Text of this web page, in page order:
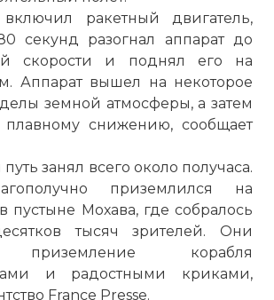
ракетный двигатель,
секунд разогнал аппарат до
скорости и поднял его на
Аппарат вышел на некоторое
земной атмосферы, а затем
плавному снижению, сообщает
занял всего около получаса.
приземлился на
пустыне Мохава, где собралось
тысяч зрителей. Они
приземление корабля
и радостными криками,
France Presse.